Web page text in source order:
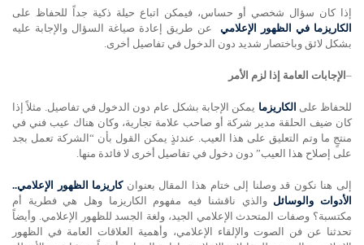
إذا كان سؤال شخصي أو حساس، فيمكن اتباع حيلة ذكية جداً للحفاظ على
الكاريزما في الظهور الإعلامي عن طريق إعادة صياغة السؤال والإجابة عليه
بشكل لائق وباختصار شديد دون الدخول في تفاصيل أخرى.
– الإجابات العامة إذا لزم الأمر
للحفاظ على الكاريزما يمكن الإجابة بشكل عام دون الدخول في تفاصيل. مثلاً إذا
كان ضيف الحلقة مدير شركة أو صاحب علامة تجارية، وكان هناك عيب فني في
منتجٍ ما وتم التعليق على هذا العيب. عندئذٍ يمكن القول بأن “الشركة تعمل بجد
على إصلاح هذا العيب” دون دخول في تفاصيل أخرى لا فائدة منها.
إلى هنا نكون قد وصلنا إلى ختام هذا المقال بعنوانكاريزما الظهور الإعلامي..
الأدوات والوسائلوالذي ناقشنا فيه مفهوم الكاريزما وهل هي فطرية أم
مكتسبة؟ وصفات المتحدث الإعلامي الجيد، ولغة الجسد للظهور الإعلامي. وأيضاً
تحدثنا عن فن الصوت والإلقاء الإعلامي، وأهمية العلاقات العامة في الظهور